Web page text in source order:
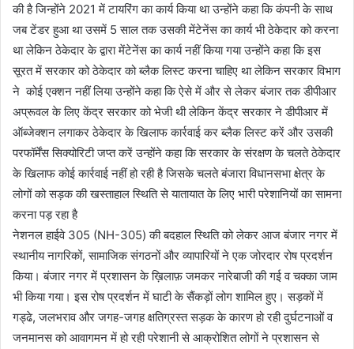
की है जिन्होंने 2021 में टायरिंग का कार्य किया था उन्होंने कहा कि कंपनी के साथ
जब टेंडर हुआ था उसमें 5 साल तक उसकी मेंटेनेंस का कार्य भी ठेकेदार को करना
था लेकिन ठेकेदार के द्वारा मेंटेनेंस का कार्य नहीं किया गया उन्होंने कहा कि इस
सूरत में सरकार को ठेकेदार को ब्लैक लिस्ट करना चाहिए था लेकिन सरकार विभाग
ने कोई एक्शन नहीं लिया उन्होंने कहा कि ऐसे में और से लेकर बंजार तक डीपीआर
अप्रूवल के लिए केंद्र सरकार को भेजी थी लेकिन केंद्र सरकार ने डीपीआर में
ऑब्जेक्शन लगाकर ठेकेदार के खिलाफ कार्रवाई कर ब्लैक लिस्ट करें और उसकी
परफॉर्मेंस सिक्योरिटी जप्त करें उन्होंने कहा कि सरकार के संरक्षण के चलते ठेकेदार
के खिलाफ कोई कार्रवाई नहीं हो रही है जिसके चलते बंजारा विधानसभा क्षेत्र के
लोगों को सड़क की खस्ताहाल स्थिति से यातायात के लिए भारी परेशानियों का सामना
करना पड़ रहा है
नेशनल हाईवे 305 (NH-305) की बदहाल स्थिति को लेकर आज बंजार नगर में
स्थानीय नागरिकों, सामाजिक संगठनों और व्यापारियों ने एक जोरदार रोष प्रदर्शन
किया। बंजार नगर में प्रशासन के ख़िलाफ़ जमकर नारेबाजी की गई व चक्का जाम
भी किया गया। इस रोष प्रदर्शन में घाटी के सैंकड़ों लोग शामिल हुए। सड़कों में
गड्ढे, जलभराव और जगह-जगह क्षतिग्रस्त सड़क के कारण हो रही दुर्घटनाओं व
जनमानस को आवागमन में हो रही परेशानी से आक्रोशित लोगों ने प्रशासन से